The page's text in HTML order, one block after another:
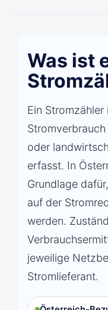
Was ist
Ein
oder
erfasst. In
Grundlage
auf der
werden.
jeweilige
Stromlieferant.